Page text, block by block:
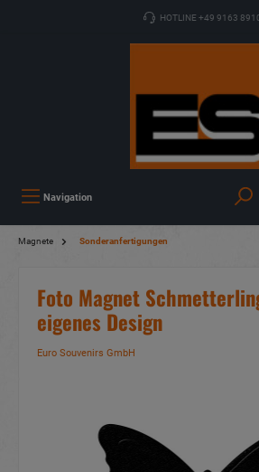
HOTLINE +49 9163
Navigation
Magnete Sonderanfertigungen
Foto Magnet
eigenes Design
Euro Souvenirs GmbH